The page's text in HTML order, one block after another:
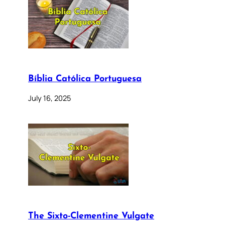
Bíblia Católica Portuguesa
July 16, 2025
The Sixto-Clementine Vulgate